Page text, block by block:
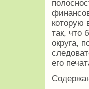
которую
так, что
округа,
его